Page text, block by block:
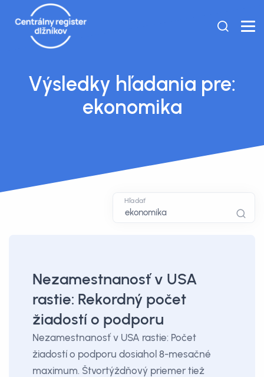
Výsledky hľadania pre:
ekonomika
Hľadať
Nezamestnanosť v USA
rastie: Rekordný počet
žiadostí o podporu
Nezamestnanosť v USA rastie: Počet
žiadostí o podporu dosiahol 8-mesačné
maximum. Štvortýždňový priemer tiež